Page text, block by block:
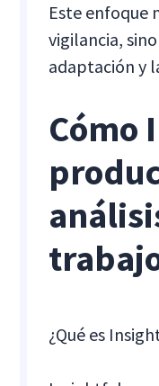
Este enfoque
vigilancia,
adaptación y
Cómo
¿Qué es